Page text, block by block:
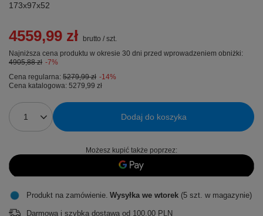
173x97x52
4559,99 zł brutto / szt.
Najniższa cena produktu w okresie 30 dni przed wprowadzeniem obniżki:
4905,88 zł -7%
Cena regularna: 5279,99 zł -14%
Cena katalogowa: 5279,99 zł
Dodaj do koszyka
Możesz kupić także poprzez:
Produkt na zamówienie Wysyłka we wtorek (5 szt. w magazynie)
Darmowa i szybka dostawa od 100,00 PLN